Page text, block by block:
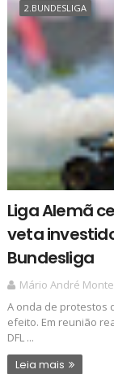
2.BUNDESLIGA
Liga Alemã
veta
Bundesliga
Mário André
A onda de protestos
efeito. Em reunião
DFL ...
Leia mais